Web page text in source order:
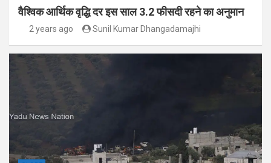
वैश्विक आर्थिक वृद्धि दर इस साल 3.2 फीसदी रहने का अनुमान
2 years ago Sunil Kumar Dhangadamajhi